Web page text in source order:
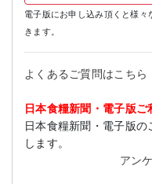
電子版にお申し込み頂くと様
きます。
よくあるご質問はこちら
日本食糧新聞・電子版
日本食糧新聞・電子版
します。
アン